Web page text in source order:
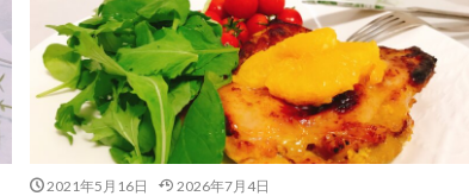
2021年5月16日 2026年7月4日